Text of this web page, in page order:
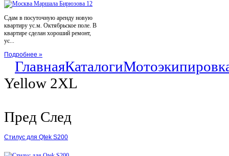
Сдам в посуточную аренду новую
квартиру ус.м. Октябрьское поле. В
квартире сделан хороший ремонт,
ус...
Подробнее »
ГлавнаяКаталоги
Yellow 2XL
Пред След
Стилус для Qtek S200